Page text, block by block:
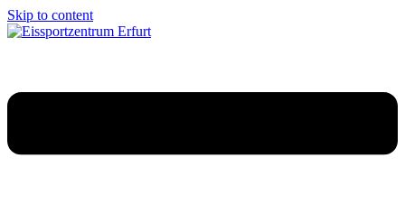
Skip to content